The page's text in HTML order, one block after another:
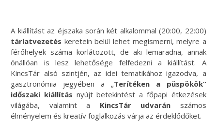
A kiállítást az éjszaka során két alkalommal (20:00, 22:00)
tárlatvezetés keretein belül lehet megismerni, melyre a
férőhelyek száma korlátozott, de aki lemaradna, annak
önállóan is lesz lehetősége felfedezni a kiállítást. A
KincsTár alsó szintjén, az idei tematikához igazodva, a
gasztronómia jegyében a „Terítéken a püspökök”
időszaki kiállítás nyújt betekintést a főpapi étkezések
világába, valamint a KincsTár udvarán számos
élményelem és kreatív foglalkozás várja az érdeklődőket.